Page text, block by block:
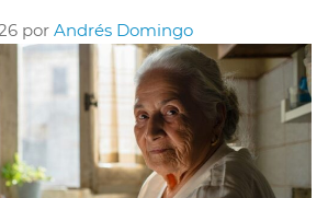
por Andrés Domingo